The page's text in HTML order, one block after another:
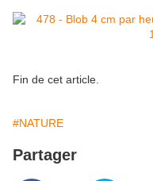
Fin de cet article.
#NATURE
Partager